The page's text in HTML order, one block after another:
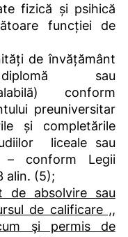
fizică și psihică
funcției de
de învățământ
sau
conform
preuniversitar
și completările
liceale sau
– conform Legii
alin. (5);
de absolvire sau
de calificare ,,
şi permis de